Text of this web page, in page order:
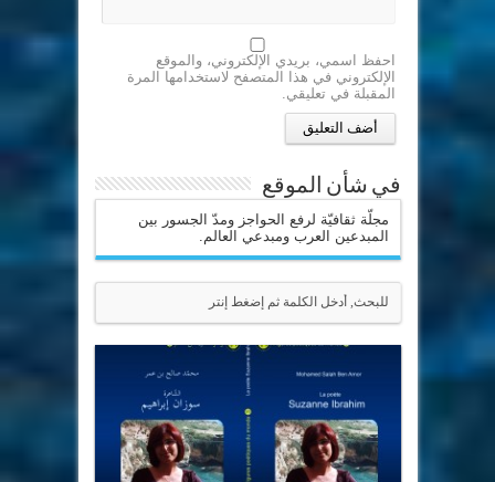
احفظ اسمي، بريدي الإلكتروني، والموقع
الإلكتروني في هذا المتصفح لاستخدامها المرة
المقبلة في تعليقي.
في شأن الموقع
مجلّة ثقافيّة لرفع الحواجز ومدّ الجسور بين
المبدعين العرب ومبدعي العالم.